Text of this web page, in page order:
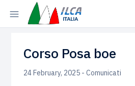
Corso Posa boe
24 February, 2025 - Comunicati